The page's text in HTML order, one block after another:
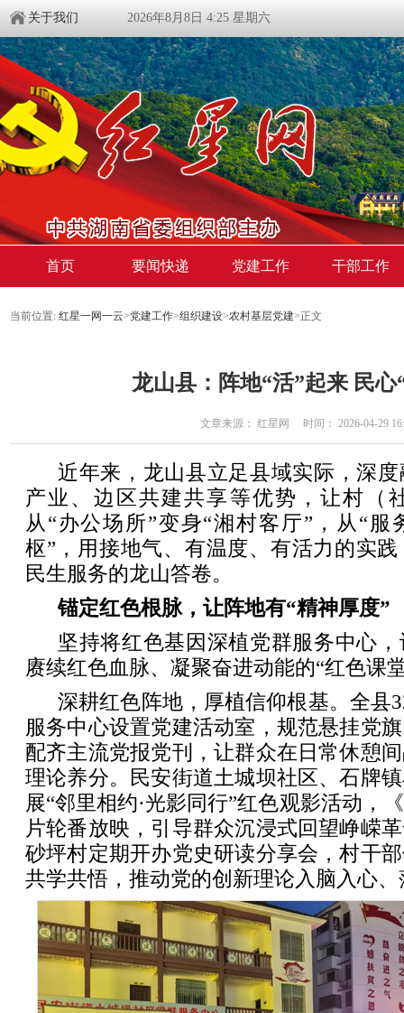
关于我们 2026年8月8日 4:25 星期六
首页 要闻快递 党建工作 干部工作
当前位置: 红星一网一云>党建工作>组织建设>农村基层党建>正文
龙山县：阵地“活”起来 民心
文章来源： 红星网 时间： 2026-04-29
近年来，龙山县立足县域实际，深
产业、边区共建共享等优势，让村（
从“办公场所”变身“湘村客厅”，从“服
枢”，用接地气、有温度、有活力的实
民生服务的龙山答卷。
锚定红色根脉，让阵地有“精神厚度”
坚持将红色基因深植党群服务中心
赓续红色血脉、凝聚奋进动能的“红色课
深耕红色阵地，厚植信仰根基。全县
服务中心设置党建活动室，规范悬挂党
配齐主流党报党刊，让群众在日常休憩
理论养分。民安街道土城坝社区、石牌
展“邻里相约·光影同行”红色观影活动，
片轮番放映，引导群众沉浸式回望峥嵘
砂坪村定期开办党史研读分享会，村干
共学共悟，推动党的创新理论入脑入心